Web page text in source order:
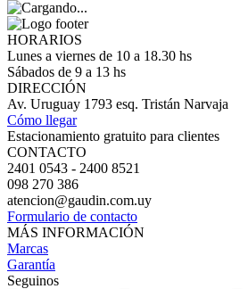
HORARIOS
Lunes a viernes de 10 a 18.30 hs
Sábados de 9 a 13 hs
DIRECCIÓN
Av. Uruguay 1793 esq. Tristán Narvaja
Cómo llegar
Estacionamiento gratuito para clientes
CONTACTO
2401 0543 - 2400 8521
098 270 386
atencion@gaudin.com.uy
Formulario de contacto
MÁS INFORMACIÓN
Marcas
Garantía
Seguinos